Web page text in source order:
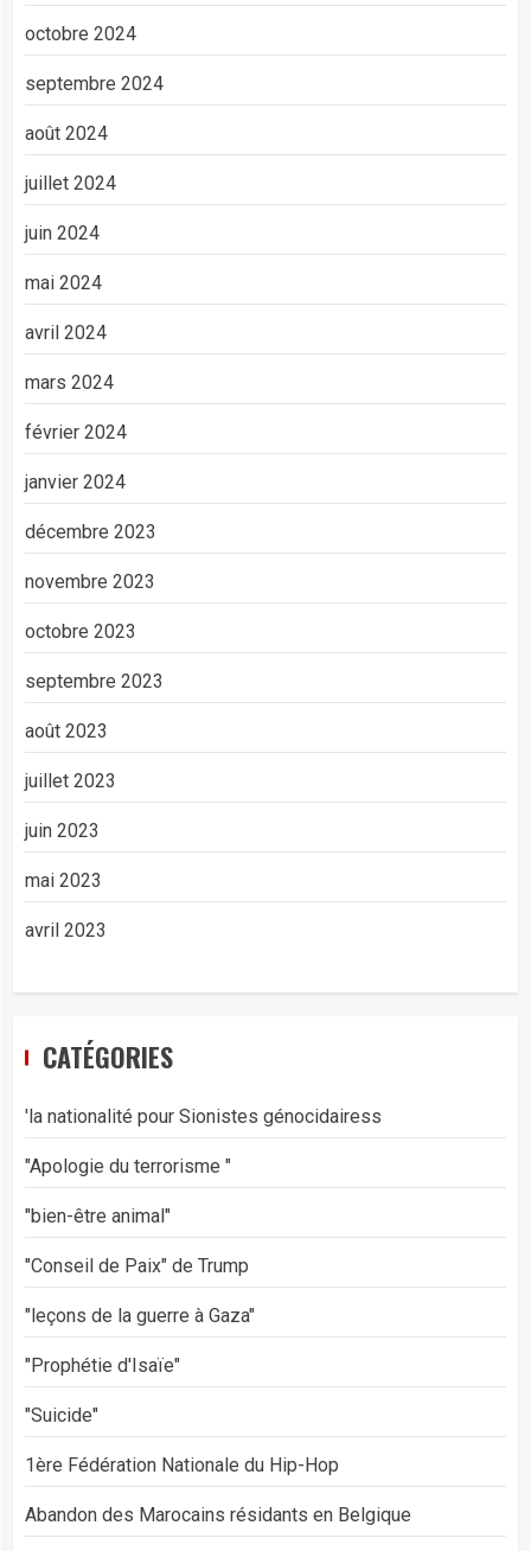
octobre 2024
septembre 2024
août 2024
juillet 2024
juin 2024
mai 2024
avril 2024
mars 2024
février 2024
janvier 2024
décembre 2023
novembre 2023
octobre 2023
septembre 2023
août 2023
juillet 2023
juin 2023
mai 2023
avril 2023
CATÉGORIES
'la nationalité pour Sionistes génocidairess
"Apologie du terrorisme "
"bien-être animal"
"Conseil de Paix" de Trump
"leçons de la guerre à Gaza"
"Prophétie d'Isaïe"
"Suicide"
1ère Fédération Nationale du Hip-Hop
Abandon des Marocains résidants en Belgique